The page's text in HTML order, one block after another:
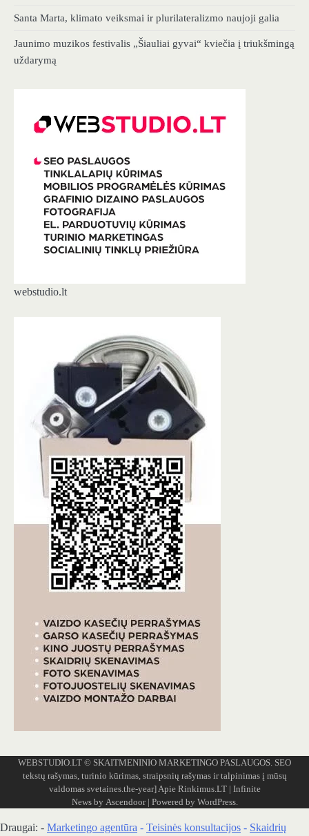
Santa Marta, klimato veiksmai ir plurilateralizmo naujoji galia
Jaunimo muzikos festivalis „Šiauliai gyvai“ kviečia į triukšmingą
uždarymą
webstudio.lt
WEBSTUDIO.LT © SKAITMENINIO MARKETINGO PASLAUGOS. SEO
tekstų rašymas, turinio kūrimas, straipsnių rašymas ir talpinimas į mūsų
valdomas svetaines.the-year]Apie Rinkimus.LT| Infinite
News by Ascendoor| Powered by WordPress.
Draugai: - Marketingo agentūra - Teisinės konsultacijos - Skaidrių